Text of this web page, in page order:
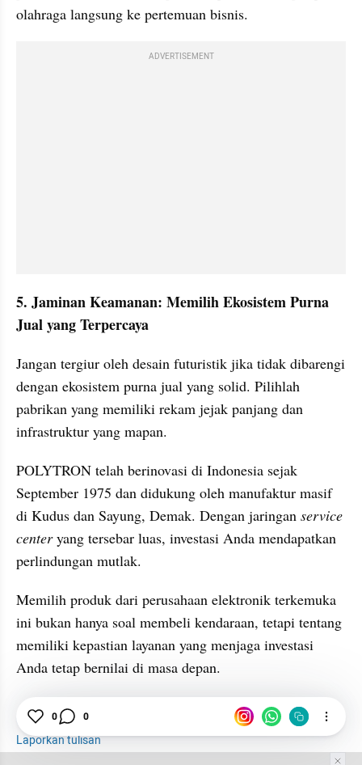
olahraga langsung ke pertemuan bisnis.
ADVERTISEMENT
5. Jaminan Keamanan: Memilih Ekosistem Purna
Jual yang Terpercaya
Jangan tergiur oleh desain futuristik jika tidak dibarengi
dengan ekosistem purna jual yang solid. Pilihlah
pabrikan yang memiliki rekam jejak panjang dan
infrastruktur yang mapan.
POLYTRON telah berinovasi di Indonesia sejak
September 1975 dan didukung oleh manufaktur masif
di Kudus dan Sayung, Demak. Dengan jaringan service
center yang tersebar luas, investasi Anda mendapatkan
perlindungan mutlak.
Memilih produk dari perusahaan elektronik terkemuka
ini bukan hanya soal membeli kendaraan, tetapi tentang
memiliki kepastian layanan yang menjaga investasi
Anda tetap bernilai di masa depan.
Mobil Listrik
Laporkan tulisan
0 0